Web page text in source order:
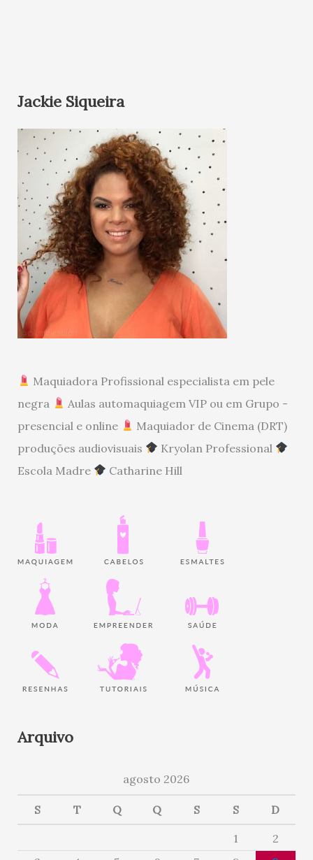
Jackie Siqueira
Maquiadora Profissional especialista em pele
negra
Aulas automaquiagem VIP ou em Grupo -
presencial e online
Maquiador de Cinema (DRT)
produções audiovisuais
Kryolan Professional
Escola Madre
Catharine Hill
Arquivo
agosto 2026
S T Q Q S S D
1
2